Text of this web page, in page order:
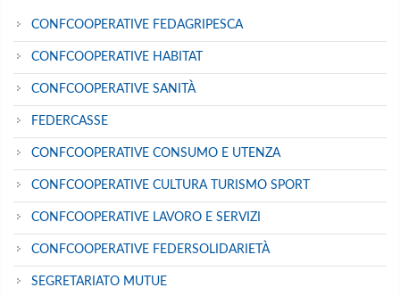
CONFCOOPERATIVE FEDAGRIPESCA
CONFCOOPERATIVE HABITAT
CONFCOOPERATIVE SANITÀ
FEDERCASSE
CONFCOOPERATIVE CONSUMO E UTENZA
CONFCOOPERATIVE CULTURA TURISMO SPORT
CONFCOOPERATIVE LAVORO E SERVIZI
CONFCOOPERATIVE FEDERSOLIDARIETÀ
SEGRETARIATO MUTUE